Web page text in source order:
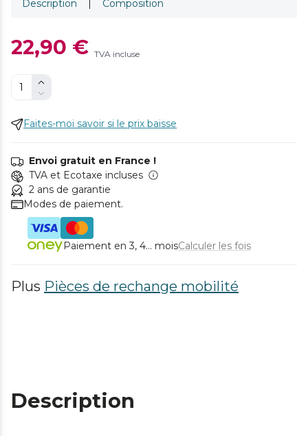
Description | Composition
22,90 € TVA incluse
Faites-moi savoir si le prix baisse
Envoi gratuit en France !
TVA et Ecotaxe incluses
2 ans de garantie
Modes de paiement.
Paiement en 3, 4... moisCalculer les fois
Plus Pièces de rechange mobilité
Description